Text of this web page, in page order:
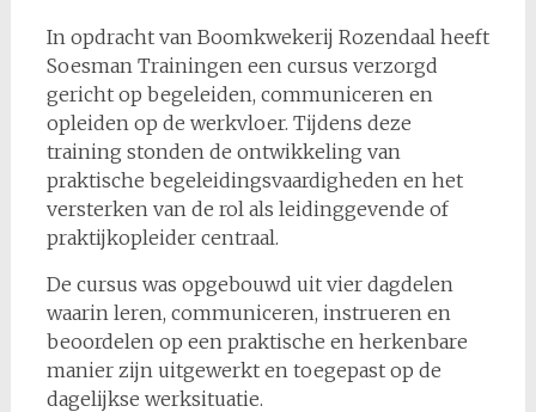
In opdracht van Boomkwekerij Rozendaal heeft
Soesman Trainingen een cursus verzorgd
gericht op begeleiden, communiceren en
opleiden op de werkvloer. Tijdens deze
training stonden de ontwikkeling van
praktische begeleidingsvaardigheden en het
versterken van de rol als leidinggevende of
praktijkopleider centraal.
De cursus was opgebouwd uit vier dagdelen
waarin leren, communiceren, instrueren en
beoordelen op een praktische en herkenbare
manier zijn uitgewerkt en toegepast op de
dagelijkse werksituatie.